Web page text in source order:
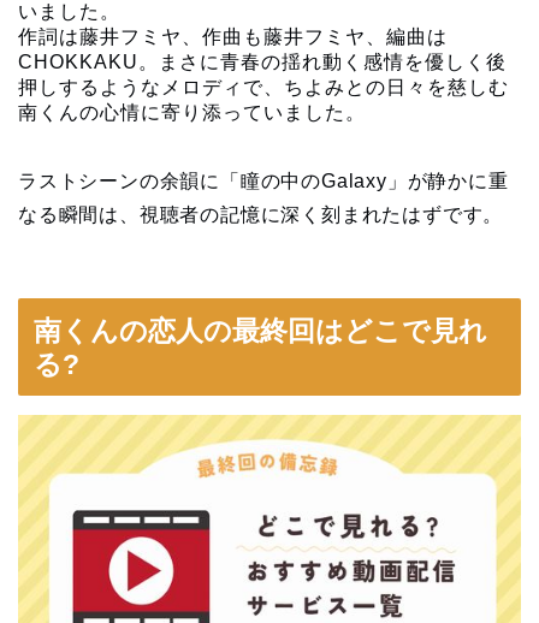
いました。
作詞は藤井フミヤ、作曲も藤井フミヤ、編曲は
CHOKKAKU。まさに青春の揺れ動く感情を優しく後
押しするようなメロディで、ちよみとの日々を慈しむ
南くんの心情に寄り添っていました。
ラストシーンの余韻に「瞳の中のGalaxy」が静かに重
なる瞬間は、視聴者の記憶に深く刻まれたはずです。
南くんの恋人の最終回はどこで見れ
る?